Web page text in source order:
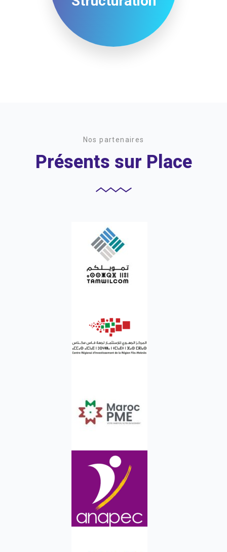
Nos partenaires
Présents sur Place